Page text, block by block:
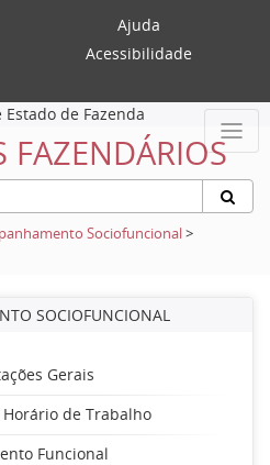
Ajuda
Acessibilidade
de Fazenda
FAZENDÁRIOS
Sociofuncional>
SOCIOFUNCIONAL
Gerais
de Trabalho
Funcional